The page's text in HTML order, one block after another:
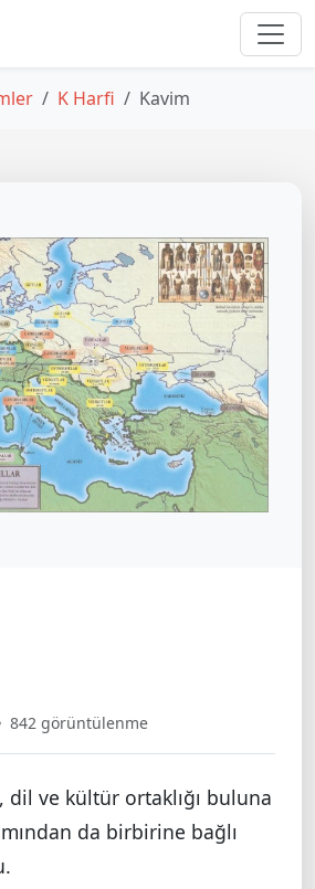
K Harfi Kavim
842 görüntülenme
dil ve kültür ortaklığı buluna
da birbirine bağlı